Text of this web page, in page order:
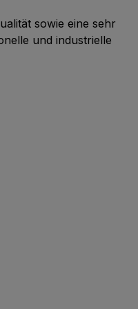
sowie eine sehr
und industrielle